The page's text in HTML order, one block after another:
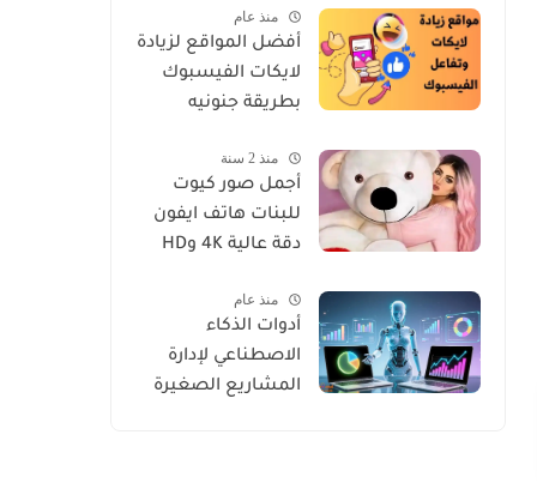
منذ عام
أفضل المواقع لزيادة
لايكات الفيسبوك
بطريقة جنونيه
منذ 2 سنة
أجمل صور كيوت
للبنات هاتف ايفون
دقة عالية 4K وHD
منذ عام
أدوات الذكاء
الاصطناعي لإدارة
المشاريع الصغيرة